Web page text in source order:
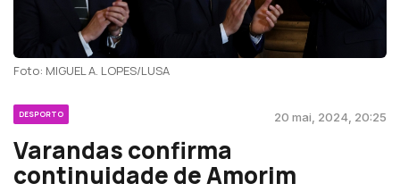
Foto: MIGUEL A. LOPES/LUSA
DESPORTO 20 mai, 2024, 20:25
Varandas confirma
continuidade de Amorim